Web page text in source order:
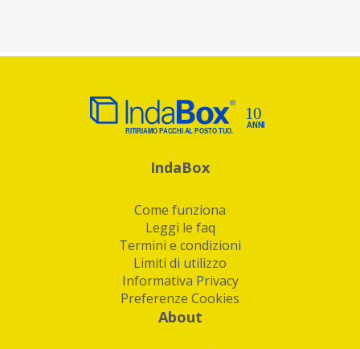
IndaBox
Come funziona
Leggi le faq
Termini e condizioni
Limiti di utilizzo
Informativa Privacy
Preferenze Cookies
About